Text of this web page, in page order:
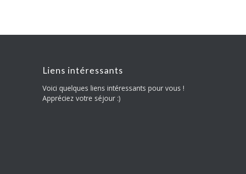
Liens intéressants
Voici quelques liens intéressants pour vous !
Appréciez votre séjour :)